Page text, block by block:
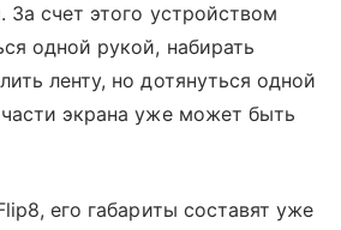
За счет этого устройством
одной рукой, набирать
ленту, но дотянуться одной
экрана уже может быть
его габариты составят уже